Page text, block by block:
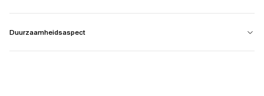
Duurzaamheidsaspect